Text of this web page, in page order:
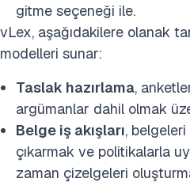
gitme seçeneği ile.
vLex, aşağıdakilere olanak
modelleri sunar:
Taslak hazırlama,
argümanlar dahil olmak
Belge iş akışları, belgeleri
çıkarmak ve politikalarla
zaman çizelgeleri